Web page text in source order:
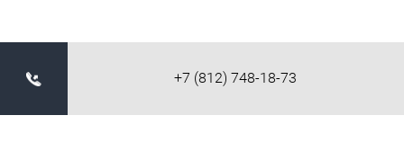
+7 (812) 748-18-73